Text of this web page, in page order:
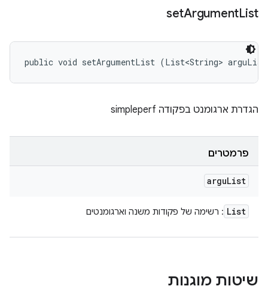
setArgumentList
public void setArgumentList (List<String>
הגדרת ארגומנט בפקודה simpleperf
פרמטרים
arguList
List : רשימה של פקודות משנה וארגומנטים
שיטות מוגנות